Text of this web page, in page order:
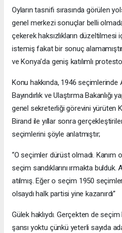
Oyların tasnifi sırasında görülen
genel merkezi sonuçlar belli
çekerek haksızlıkların
istemiş fakat bir sonuç
ve Konya’da geniş katılımlı
Konu hakkında, 1946
Bayındırlık ve Ulaştırma Bakanlığı
genel sekreterliği görevini yürüten
Birand ile yıllar sonra
seçimlerini şöyle anlatmıştır;
“O seçimler dürüst olmadı. Kanım
seçim sandıklarını ırmakta bulduk.
atılmış. Eğer o seçim 1950
olsaydı halk partisi yine kazanırdı”
Gülek haklıydı. Gerçekten de
şansı yoktu çünkü yeterli sayıda